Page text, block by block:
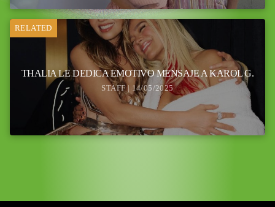
RELATED
THALIA LE DEDICA EMOTIVO MENSAJE A KAROL G.
STAFF | 14/05/2025